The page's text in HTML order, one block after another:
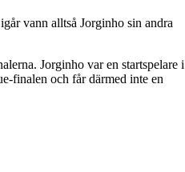
vann alltså Jorginho sin andra
Jorginho var en startspelare i
finalen och får därmed inte en